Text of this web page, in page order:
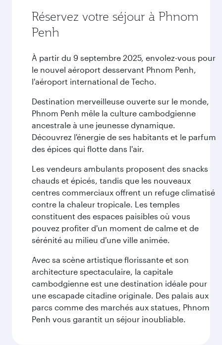
Réservez votre séjour à Phnom
Penh
À partir du 9 septembre 2025, envolez-vous pour
le nouvel aéroport desservant Phnom Penh,
l'aéroport international de Techo.
Destination merveilleuse ouverte sur le monde,
Phnom Penh mêle la culture cambodgienne
ancestrale à une jeunesse dynamique.
Découvrez l'énergie de ses habitants et le parfum
des épices qui flotte dans l'air.
Les vendeurs ambulants proposent des snacks
chauds et épicés, tandis que les nouveaux
centres commerciaux offrent un refuge climatisé
contre la chaleur tropicale. Les temples
constituent des espaces paisibles où vous
pouvez profiter d'un moment de calme et de
sérénité au milieu d'une ville animée.
Avec sa scène artistique florissante et son
architecture spectaculaire, la capitale
cambodgienne est une destination idéale pour
une escapade citadine originale. Des palais aux
parcs comme des marchés aux statues, Phnom
Penh vous garantit un séjour inoubliable.